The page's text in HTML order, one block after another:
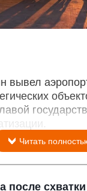
вывел
Читать
после